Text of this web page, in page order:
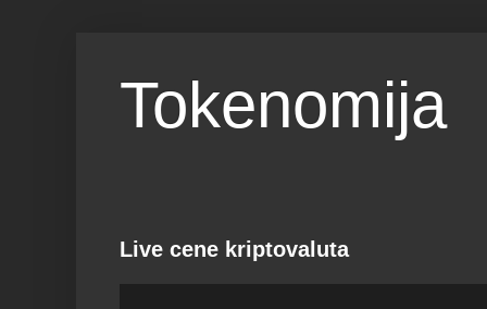
Tokenomija
Live cene kriptovaluta